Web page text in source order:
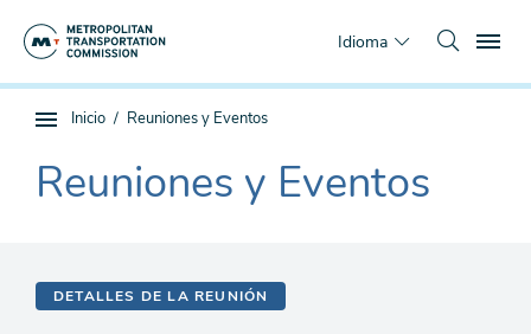
Idioma
Navegación
de
subpágina
Estás
Inicio Reuniones y Eventos
The
current
Reuniones y Eventos
DETALLES DE LA REUNIÓN